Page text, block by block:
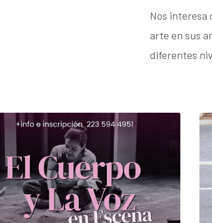
Nos interesa
arte en sus
diferentes